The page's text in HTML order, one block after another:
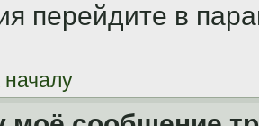
перейдите в
началу